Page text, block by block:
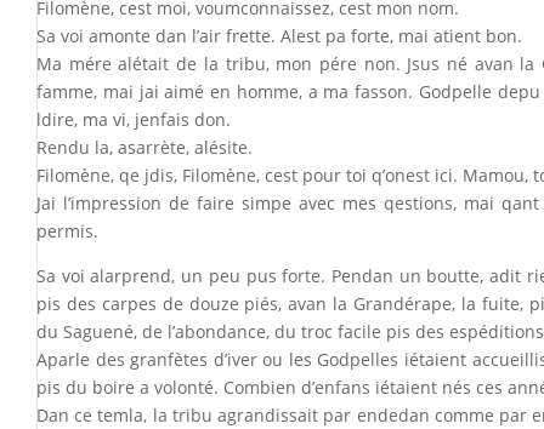
Filomène, cest moi, voumconnaissez, cest mon nom.
Sa voi amonte dan l’air frette. Alest pa forte, mai atient bon.
Ma mére alétait de la tribu, mon pére non. Jsus né avan
famme, mai jai aimé en homme, a ma fasson. Godpelle
ldire, ma vi, jenfais don.
Rendu la, asarrète, alésite.
Filomène, qe jdis, Filomène, cest pour toi q’onest ici.
Jai l’impression de faire simpe avec mes qestions, mai
permis.
Sa voi alarprend, un peu pus forte. Pendan un boutte, adit
pis des carpes de douze piés, avan la Grandérape, la fuite,
du Saguené, de l’abondance, du troc facile pis des
Aparle des granfètes d’iver ou les Godpelles iétaient
pis du boire a volonté. Combien d’enfans iétaient nés ces
Dan ce temla, la tribu agrandissait par endedan comme par